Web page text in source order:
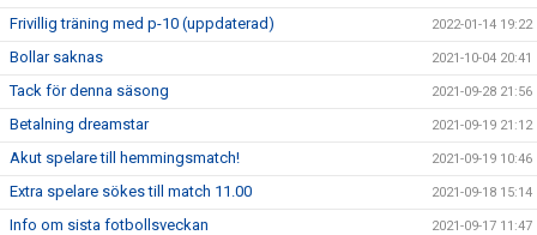
Frivillig träning med p-10 (uppdaterad) 2022-01-14 19:22
Bollar saknas 2021-10-04 20:41
Tack för denna säsong 2021-09-28 21:56
Betalning dreamstar 2021-09-19 21:12
Akut spelare till hemmingsmatch! 2021-09-19 10:46
Extra spelare sökes till match 11.00 2021-09-18 15:14
Info om sista fotbollsveckan 2021-09-17 11:47